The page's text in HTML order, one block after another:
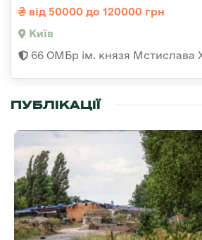
від 50000 до 120000 грн
Київ
66 ОМБр ім. князя Мстислава
ПУБЛІКАЦІЇ